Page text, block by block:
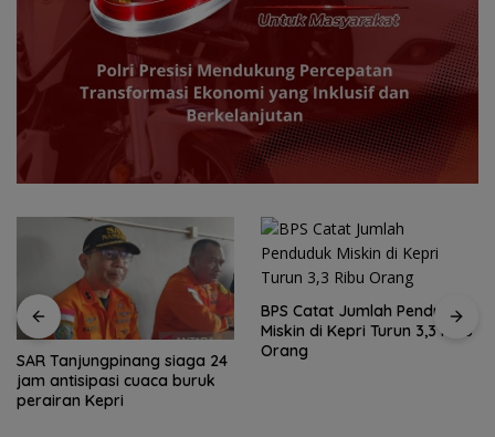
SAR Tanjungpinang siaga 24
jam antisipasi cuaca buruk
perairan Kepri
BPS Catat Jumlah Penduduk
Miskin di Kepri Turun 3,3 Ribu
Orang